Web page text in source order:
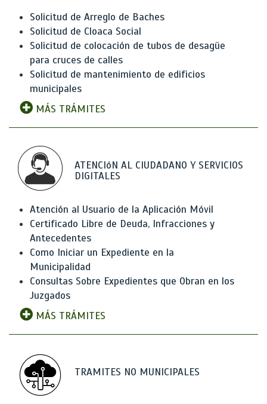
Solicitud de Arreglo de Baches
Solicitud de Cloaca Social
Solicitud de colocación de tubos de desagüe
para cruces de calles
Solicitud de mantenimiento de edificios
municipales
MÁS TRÁMITES
ATENCIóN AL CIUDADANO Y SERVICIOS
DIGITALES
Atención al Usuario de la Aplicación Móvil
Certificado Libre de Deuda, Infracciones y
Antecedentes
Como Iniciar un Expediente en la
Municipalidad
Consultas Sobre Expedientes que Obran en los
Juzgados
MÁS TRÁMITES
TRAMITES NO MUNICIPALES